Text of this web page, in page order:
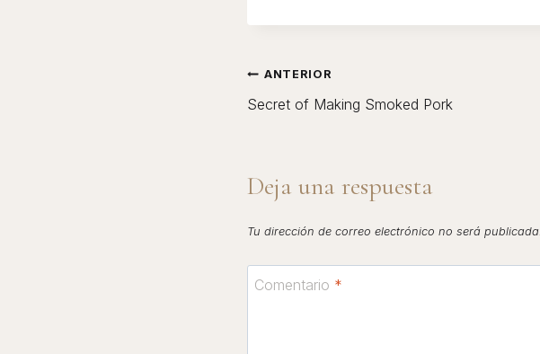
NAVEGACIÓN
DE
ANTERIOR
Secret of Making Smoked Pork
Deja una respuesta
Tu dirección de correo electrónico no será publicada.
Comentario *